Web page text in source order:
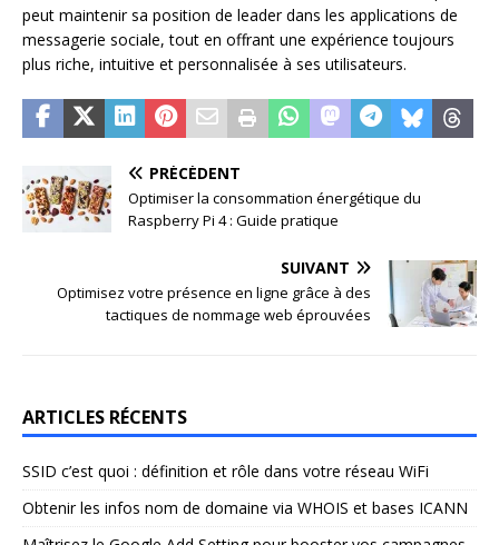
peut maintenir sa position de leader dans les applications de
messagerie sociale, tout en offrant une expérience toujours
plus riche, intuitive et personnalisée à ses utilisateurs.
PRÉCÉDENT
Optimiser la consommation énergétique du
Raspberry Pi 4 : Guide pratique
SUIVANT
Optimisez votre présence en ligne grâce à des
tactiques de nommage web éprouvées
ARTICLES RÉCENTS
SSID c’est quoi : définition et rôle dans votre réseau WiFi
Obtenir les infos nom de domaine via WHOIS et bases ICANN